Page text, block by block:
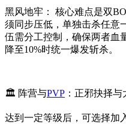
黑风地牢： 核心难点是双
须同步压低，单独击杀任意
伍需分工控制，确保两者血
降至10%时统一爆发斩杀。
🏛️ 阵营与PVP ：正邪抉择
达到一定等级后，可选择加